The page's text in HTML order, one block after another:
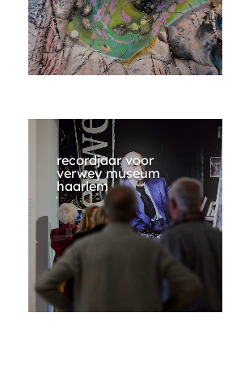
recordjaar voor
verwey museum
haarlem